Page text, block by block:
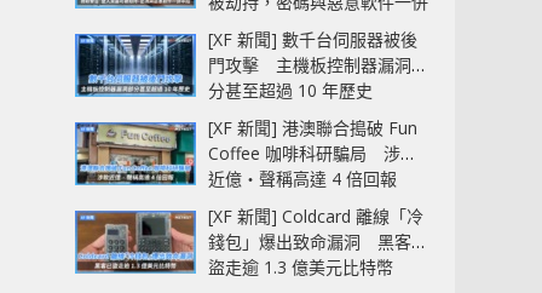
中招
[XF 新聞] 數千台伺服器被後
門攻擊 主機板控制器漏洞部
分甚至超過 10 年歷史
[XF 新聞] 港澳聯合搗破 Fun
Coffee 咖啡科研騙局 涉款
近億‧聲稱高達 4 倍回報
[XF 新聞] Coldcard 離線「冷
錢包」爆出致命漏洞 黑客已
盜走逾 1.3 億美元比特幣